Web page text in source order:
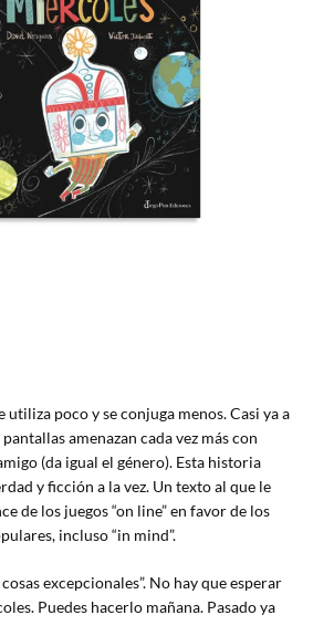
utiliza poco y se conjuga menos. Casi ya a
amenazan cada vez más con
(da igual el género). Esta historia
y ficción a la vez. Un texto al que le
de los juegos “on line” en favor de los
incluso “in mind”.
excepcionales”. No hay que esperar
Puedes hacerlo mañana. Pasado ya